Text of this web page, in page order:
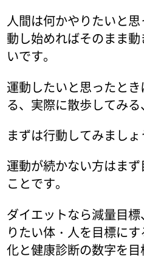
人間は何かやりたいと
動し始めればそのまま
いです。
運動したいと思ったと
る、実際に散歩してみる
まずは行動してみましょ
運動が続かない方はま
ことです。
ダイエットなら減量目
りたい体・人を目標に
化と健康診断の数字を目